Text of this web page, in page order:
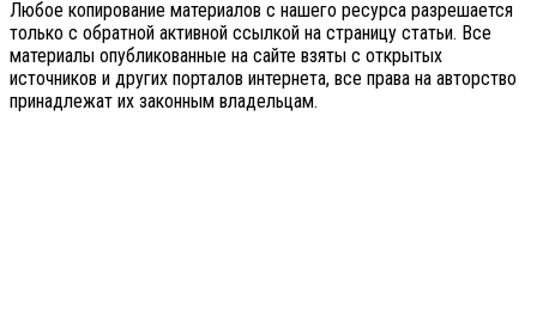
Любое копирование материалов с нашего ресурса разрешается
только с обратной активной ссылкой на страницу статьи. Все
материалы опубликованные на сайте взяты с открытых
источников и других порталов интернета, все права на авторство
принадлежат их законным владельцам.